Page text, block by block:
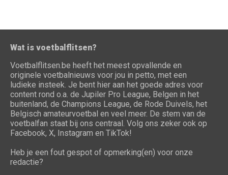
Wat is voetbalflitsen?
Voetbalflitsen.be heeft het meest opvallende en
originele voetbalnieuws voor jou in petto, met een
ludieke insteek. Je bent hier aan het goede adres voor
content rond o.a. de Jupiler Pro League, Belgen in het
buitenland, de Champions League, de Rode Duivels, het
Belgisch amateurvoetbal en veel meer. De stem van de
voetbalfan staat bij ons centraal. Volg ons zeker ook op
Facebook, X, Instagram en TikTok!
Heb je een fout gespot of opmerking(en) voor onze
redactie?